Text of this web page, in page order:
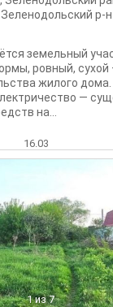
Зеленодольский р-н
земельный
ровный, сухой
жилого
—
на...
16.03
1 из 7